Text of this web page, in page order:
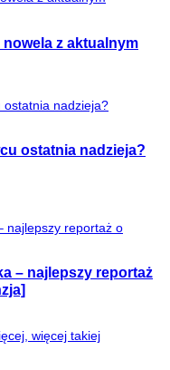
z aktualnym
ostatnia nadzieja?
– najlepszy reportaż